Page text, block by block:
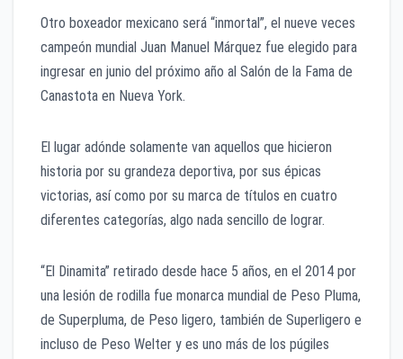
Otro boxeador mexicano será “inmortal”, el nueve veces
campeón mundial Juan Manuel Márquez fue elegido para
ingresar en junio del próximo año al Salón de la Fama de
Canastota en Nueva York.
El lugar adónde solamente van aquellos que hicieron
historia por su grandeza deportiva, por sus épicas
victorias, así como por su marca de títulos en cuatro
diferentes categorías, algo nada sencillo de lograr.
“El Dinamita” retirado desde hace 5 años, en el 2014 por
una lesión de rodilla fue monarca mundial de Peso Pluma,
de Superpluma, de Peso ligero, también de Superligero e
incluso de Peso Welter y es uno más de los púgiles